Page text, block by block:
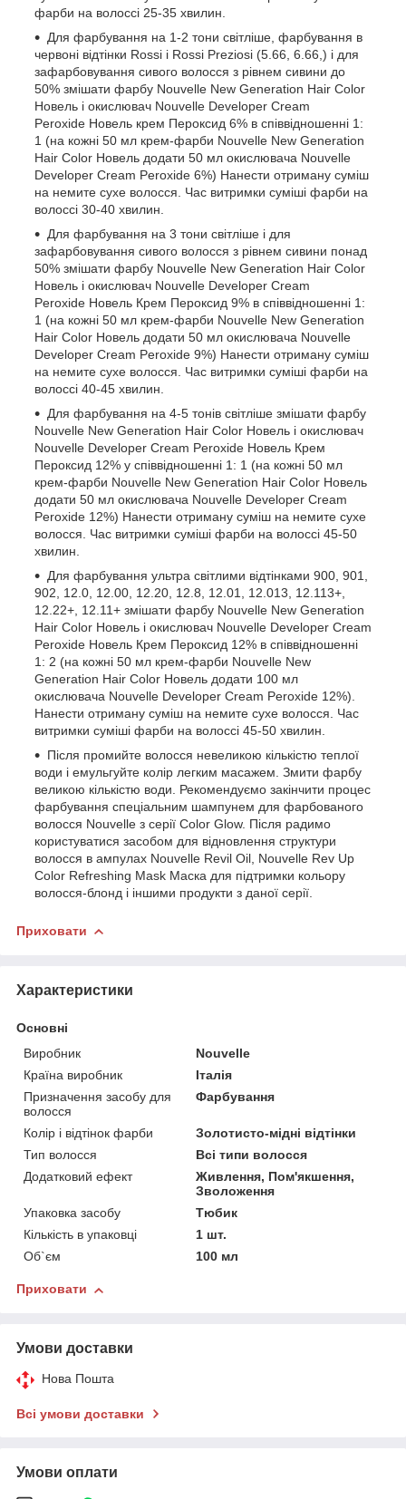
фарби на волоссі 25-35 хвилин.
Для фарбування на 1-2 тони світліше, фарбування в
червоні відтінки Rossi і Rossi Preziosi (5.66, 6.66,) і для
зафарбовування сивого волосся з рівнем сивини до
50% змішати фарбу Nouvelle New Generation Hair Color
Новель і окислювач Nouvelle Developer Cream
Peroxide Новель крем Пероксид 6% в співвідношенні 1:
1 (на кожні 50 мл крем-фарби Nouvelle New Generation
Hair Color Новель додати 50 мл окислювача Nouvelle
Developer Cream Peroxide 6%) Нанести отриману суміш
на немите сухе волосся. Час витримки суміші фарби на
волоссі 30-40 хвилин.
Для фарбування на 3 тони світліше і для
зафарбовування сивого волосся з рівнем сивини понад
50% змішати фарбу Nouvelle New Generation Hair Color
Новель і окислювач Nouvelle Developer Cream
Peroxide Новель Крем Пероксид 9% в співвідношенні 1:
1 (на кожні 50 мл крем-фарби Nouvelle New Generation
Hair Color Новель додати 50 мл окислювача Nouvelle
Developer Cream Peroxide 9%) Нанести отриману суміш
на немите сухе волосся. Час витримки суміші фарби на
волоссі 40-45 хвилин.
Для фарбування на 4-5 тонів світліше змішати фарбу
Nouvelle New Generation Hair Color Новель і окислювач
Nouvelle Developer Cream Peroxide Новель Крем
Пероксид 12% у співвідношенні 1: 1 (на кожні 50 мл
крем-фарби Nouvelle New Generation Hair Color Новель
додати 50 мл окислювача Nouvelle Developer Cream
Peroxide 12%) Нанести отриману суміш на немите сухе
волосся. Час витримки суміші фарби на волоссі 45-50
хвилин.
Для фарбування ультра світлими відтінками 900, 901,
902, 12.0, 12.00, 12.20, 12.8, 12.01, 12.013, 12.113+,
12.22+, 12.11+ змішати фарбу Nouvelle New Generation
Hair Color Новель і окислювач Nouvelle Developer Cream
Peroxide Новель Крем Пероксид 12% в співвідношенні
1: 2 (на кожні 50 мл крем-фарби Nouvelle New
Generation Hair Color Новель додати 100 мл
окислювача Nouvelle Developer Cream Peroxide 12%).
Нанести отриману суміш на немите сухе волосся. Час
витримки суміші фарби на волоссі 45-50 хвилин.
Після промийте волосся невеликою кількістю теплої
води і емульгуйте колір легким масажем. Змити фарбу
великою кількістю води. Рекомендуємо закінчити процес
фарбування спеціальним шампунем для фарбованого
волосся Nouvelle з серії Color Glow. Після радимо
користуватися засобом для відновлення структури
волосся в ампулах Nouvelle Revil Oil, Nouvelle Rev Up
Color Refreshing Mask Маска для підтримки кольору
волосся-блонд і іншими продукти з даної серії.
Приховати
Характеристики
Основні
Виробник
Nouvelle
Країна виробник
Італія
Призначення засобу для
волосся
Фарбування
Колір і відтінок фарби
Золотисто-мідні відтінки
Тип волосся
Всі типи волосся
Додатковий ефект
Живлення, Пом'якшення,
Зволоження
Упаковка засобу
Тюбик
Кількість в упаковці
1 шт.
Об`єм
100 мл
Приховати
Умови доставки
Нова Пошта
Всі умови доставки
Умови оплати